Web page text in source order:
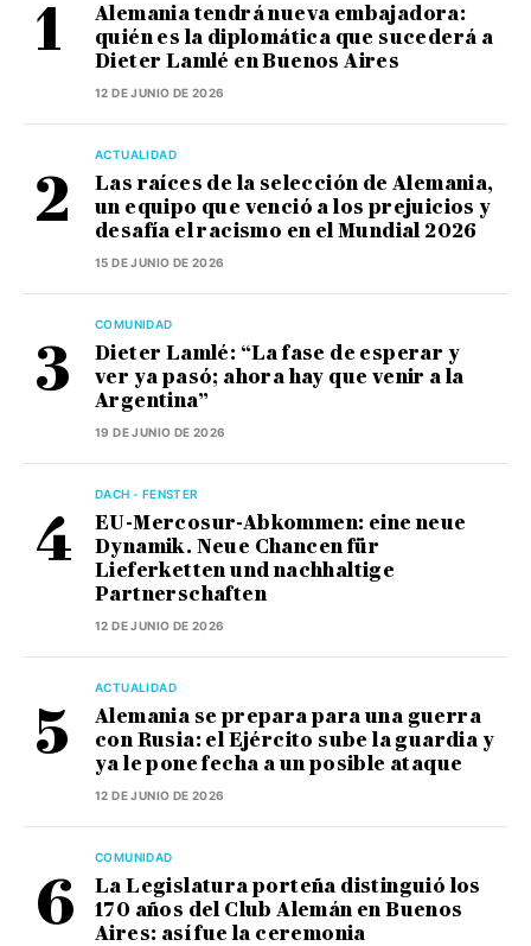
Alemania tendrá nueva embajadora:
quién es la diplomática que sucederá a
Dieter Lamlé en Buenos Aires
12 DE JUNIO DE 2026
ACTUALIDAD
Las raíces de la selección de Alemania,
un equipo que venció a los prejuicios y
desafía el racismo en el Mundial 2026
15 DE JUNIO DE 2026
COMUNIDAD
Dieter Lamlé: “La fase de esperar y
ver ya pasó; ahora hay que venir a la
Argentina”
19 DE JUNIO DE 2026
DACH - FENSTER
EU-Mercosur-Abkommen: eine neue
Dynamik. Neue Chancen für
Lieferketten und nachhaltige
Partnerschaften
12 DE JUNIO DE 2026
ACTUALIDAD
Alemania se prepara para una guerra
con Rusia: el Ejército sube la guardia y
ya le pone fecha a un posible ataque
12 DE JUNIO DE 2026
COMUNIDAD
La Legislatura porteña distinguió los
170 años del Club Alemán en Buenos
Aires: así fue la ceremonia